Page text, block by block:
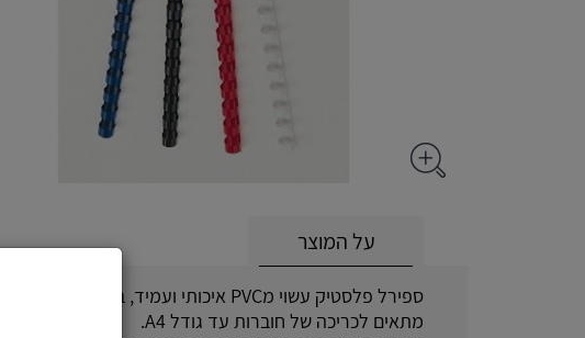
על המוצר
ספירל פלסטיק עשוי מPVC איכותי ועמיד, בעל 21 טבעות.
מתאים לכריכה של חוברות עד גודל A4.